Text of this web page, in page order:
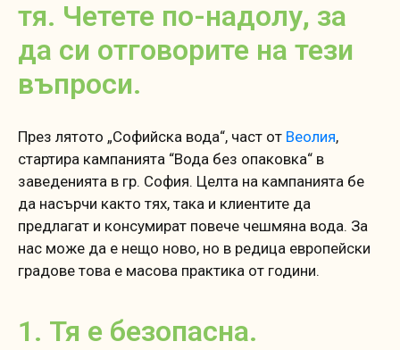
тя. Четете по-надолу, за
да си отговорите на тези
въпроси.
През лятото „Софийска вода“, част от Веолия,
стартира кампанията “Вода без опаковка“ в
заведенията в гр. София. Целта на кампанията бе
да насърчи както тях, така и клиентите да
предлагат и консумират повече чешмяна вода. За
нас може да е нещо ново, но в редица европейски
градове това е масова практика от години.
1. Тя е безопасна.